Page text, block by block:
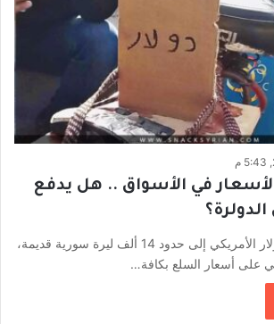
في الأسواق .. هل يدفع
وصل سعر صرف الدولار الأمريكي إلى حدود 14 ألف ليرة سورية قديمة،
على أسعار السلع بكافة…